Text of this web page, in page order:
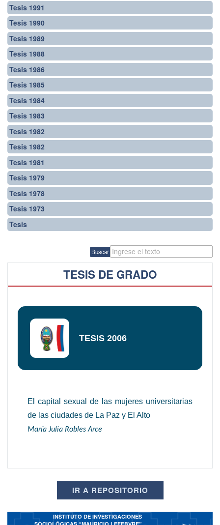
Tesis 1991
Tesis 1990
Tesis 1989
Tesis 1988
Tesis 1986
Tesis 1985
Tesis 1984
Tesis 1983
Tesis 1982
Tesis 1982
Tesis 1981
Tesis 1979
Tesis 1978
Tesis 1973
Tesis
Buscar
TESIS DE GRADO
TESIS 2006
El capital sexual de las mujeres universitarias
de las ciudades de La Paz y El Alto
María Julia Robles Arce
IR A REPOSITORIO
INSTITUTO DE INVESTIGACIONES